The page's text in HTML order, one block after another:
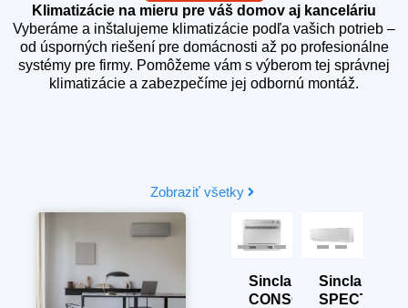
Klimatizácie na mieru pre váš domov aj kanceláriu
Vyberáme a inštalujeme klimatizácie podľa vašich potrieb –
od úsporných riešení pre domácnosti až po profesionálne
systémy pre firmy. Pomôžeme vám s výberom tej správnej
klimatizácie a zabezpečíme jej odbornú montáž.
Zobraziť všetky
Sinclair
SKY
Daikin
FFA
AR35
Sinclair
CONSOLE
Sinclair
SPECTRUM